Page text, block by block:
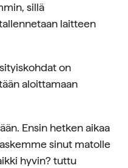
sillä
laitteen
on
aloittamaan
Ensin hetken aikaa
sinut matolle
hyvin? tuttu